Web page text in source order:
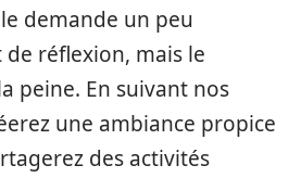
demande un peu
de réflexion, mais le
peine. En suivant nos
une ambiance propice
des activités